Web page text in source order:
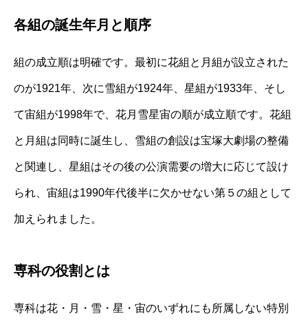
各組の誕生年月と順序
組の成立順は明確です。最初に花組と月組が設立された
のが1921年、次に雪組が1924年、星組が1933年、そし
て宙組が1998年で、花月雪星宙の順が成立順です。花組
と月組は同時に誕生し、雪組の創設は宝塚大劇場の整備
と関連し、星組はその後の公演需要の増大に応じて設け
られ、宙組は1990年代後半に欠かせない第５の組として
加えられました。
専科の役割とは
専科は花・月・雪・星・宙のいずれにも所属しない特別